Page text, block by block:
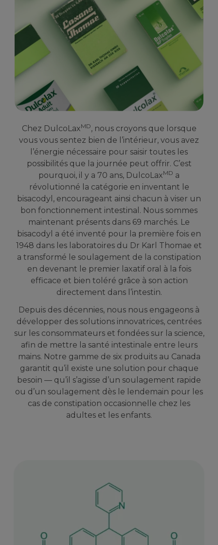
Chez DulcoLaxMD, nous croyons que lorsque
vous vous sentez bien de l’intérieur, vous avez
l’énergie nécessaire pour saisir toutes les
possibilités que la journée peut offrir. C’est
pourquoi, il y a 70 ans, DulcoLaxMD a
révolutionné la catégorie en inventant le
bisacodyl, encourageant ainsi chacun à viser un
bon fonctionnement intestinal. Nous sommes
maintenant présents dans 69 marchés. Le
bisacodyl a été inventé pour la première fois en
1948 dans les laboratoires du Dr Karl Thomae et
a transformé le soulagement de la constipation
en devenant le premier laxatif oral à la fois
efficace et bien toléré grâce à son action
directement dans l’intestin.
Depuis des décennies, nous nous engageons à
développer des solutions innovatrices, centrées
sur les consommateurs et fondées sur la science,
afin de mettre la santé intestinale entre leurs
mains. Notre gamme de six produits au Canada
garantit qu’il existe une solution pour chaque
besoin — qu’il s’agisse d’un soulagement rapide
ou d’un soulagement dès le lendemain pour les
cas de constipation occasionnelle chez les
adultes et les enfants.